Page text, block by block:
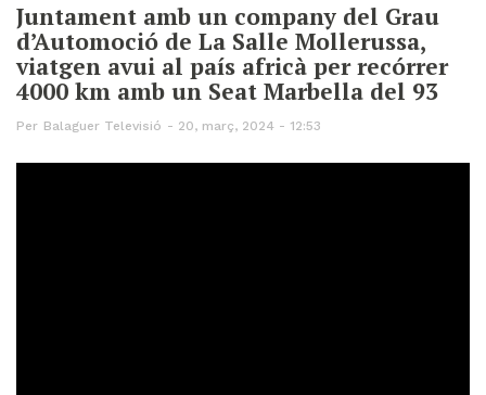
Juntament amb un company del Grau
d’Automoció de La Salle Mollerussa,
viatgen avui al país africà per recórrer
4000 km amb un Seat Marbella del 93
Per Balaguer Televisió 20, març, 2024 - 12:53